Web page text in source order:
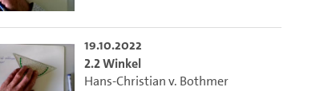
19.10.2022
2.2 Winkel
Hans-Christian v. Bothmer